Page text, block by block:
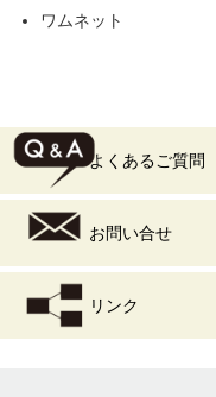
ワムネット
よくあるご質問
お問い合せ
リンク